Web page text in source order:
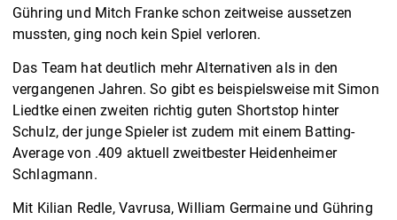
Gühring und Mitch Franke schon zeitweise aussetzen
mussten, ging noch kein Spiel verloren.
Das Team hat deutlich mehr Alternativen als in den
vergangenen Jahren. So gibt es beispielsweise mit Simon
Liedtke einen zweiten richtig guten Shortstop hinter
Schulz, der junge Spieler ist zudem mit einem Batting-
Average von .409 aktuell zweitbester Heidenheimer
Schlagmann.
Mit Kilian Redle, Vavrusa, William Germaine und Gühring